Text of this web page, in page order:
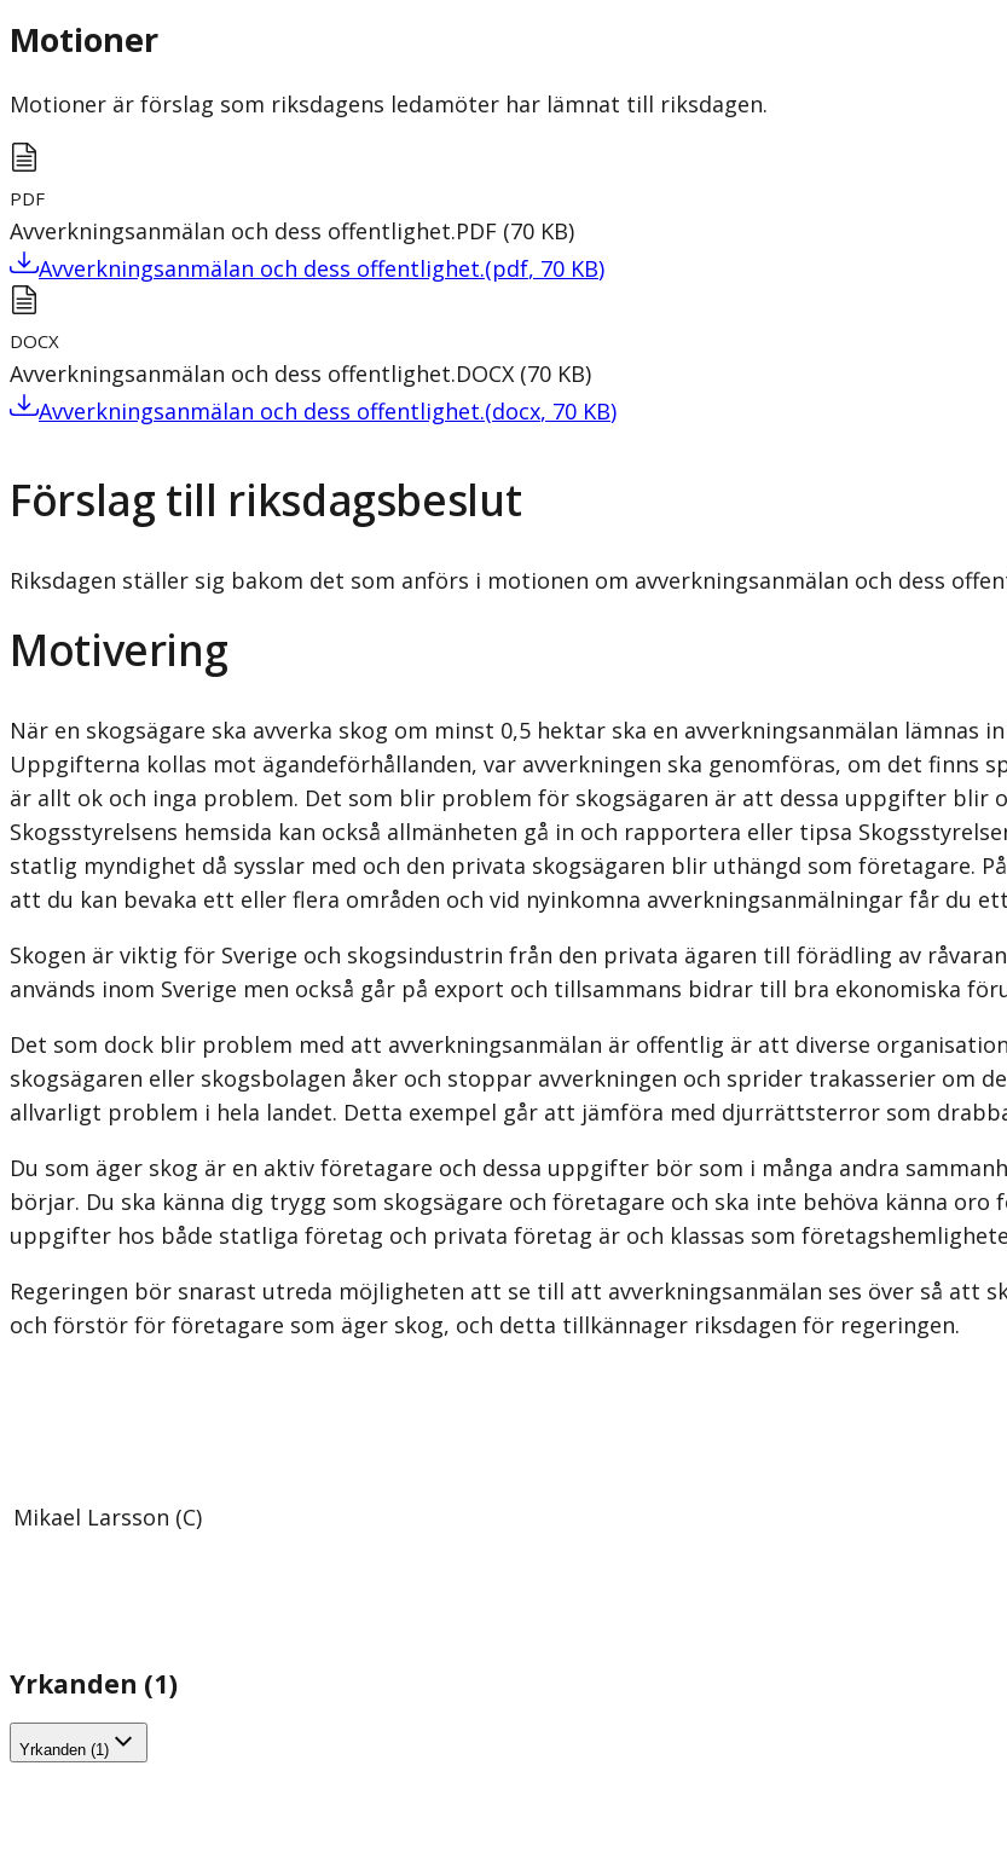
Motioner
Motioner är förslag som riksdagens ledamöter har lämnat till riksdagen.
PDF
Avverkningsanmälan och dess offentlighet.PDF (70 KB)
Avverkningsanmälan och dess offentlighet.(pdf, 70 KB)
DOCX
Avverkningsanmälan och dess offentlighet.DOCX (70 KB)
Avverkningsanmälan och dess offentlighet.(docx, 70 KB)
Förslag till riksdagsbeslut
Riksdagen ställer sig bakom det som anförs i motionen om avverkningsanmälan och dess
Motivering
När en skogsägare ska avverka skog om minst 0,5 hektar ska en avverkningsanmälan
Uppgifterna kollas mot ägan­deförhållanden, var avverkningen ska genomföras, om det finns
är allt ok och inga problem. Det som blir problem för skogsägaren är att dessa uppgifter blir
Skogsstyrelsens hemsida kan också allmänheten gå in och rapportera eller tipsa
statlig myndighet då sysslar med och den privata skogsägaren blir uthängd som företagare.
att du kan bevaka ett eller flera områden och vid nyinkomna avverkningsanmälningar får du
Skogen är viktig för Sverige och skogsindustrin från den privata ägaren till förädling av
används inom Sverige men också går på export och tillsammans bidrar till bra ekonomiska
Det som dock blir problem med att avverkningsanmälan är offentlig är att diverse
skogsägaren eller skogsbola­gen åker och stoppar avverkningen och sprider trakasserier om
allvarligt problem i hela landet. Detta exempel går att jämföra med djurrättsterror som
Du som äger skog är en aktiv företagare och dessa uppgifter bör som i många andra
börjar. Du ska känna dig trygg som skogsägare och företagare och ska inte behöva känna
uppgifter hos både statliga företag och privata företag är och klassas som
Regeringen bör snarast utreda möjligheten att se till att avverkningsanmälan ses över så att
och förstör för företagare som äger skog, och detta tillkännager riksdagen för regeringen.
Mikael Larsson (C)
Yrkanden (1)
Yrkanden (1)